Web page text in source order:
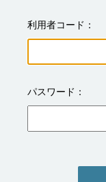
利用者コード
パスワード